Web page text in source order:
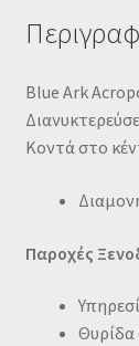
Blue Ark
Κοντά στο
Παροχές
Θυρίδα